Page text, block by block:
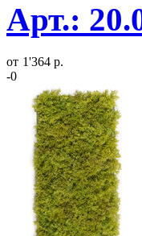
Арт.:
от 1'364 р.
-0